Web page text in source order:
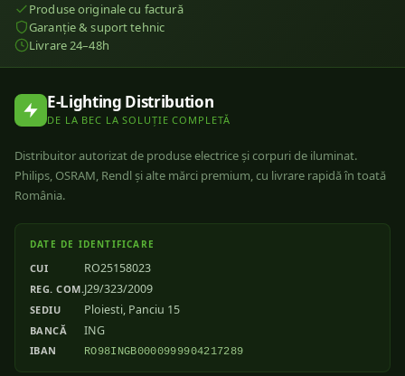
Produse originale cu factură
Garanție & suport tehnic
Livrare 24–48h
E-Lighting Distribution
DE LA BEC LA SOLUȚIE COMPLETĂ
Distribuitor autorizat de produse electrice și corpuri de iluminat.
Philips, OSRAM, Rendl și alte mărci premium, cu livrare rapidă în toată
România.
DATE DE IDENTIFICARE
CUI RO25158023
REG. COM.J29/323/2009
SEDIU Ploiesti, Panciu 15
BANCĂ ING
IBAN RO98INGB0000999904217289